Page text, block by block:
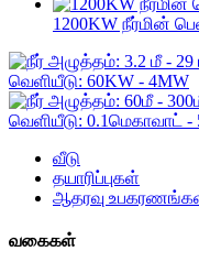
1200KW நீர்மின்
வீடு
தயாரிப்புகள்
ஆதரவு
வகைகள்